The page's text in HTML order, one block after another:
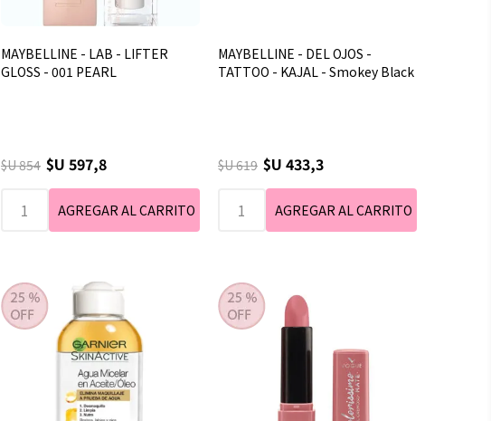
MAYBELLINE - LAB - LIFTER
GLOSS - 001 PEARL
$U 854 $U 597,8
MAYBELLINE - DEL OJOS -
TATTOO - KAJAL - Smokey Black
$U 619 $U 433,3